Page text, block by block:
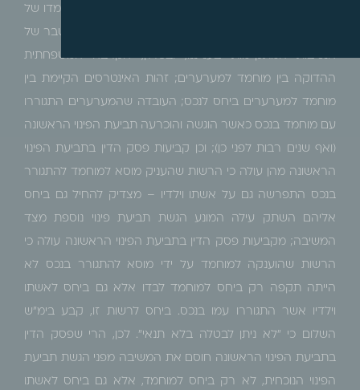
המצדיקים השוואת מעמדו של בעל דין בהליך נוכחי למעמדו של
בעל דין בהליך הקודם, וקשירתו לתוצאותיו. משקלן המצטבר של
הנסיבות המתקיימות בענייננו, ובכללן, הקרבה המשפחתית
ההדוקה בין מוחמד למערערים; זהות האינטרסים הקיימת בין
מוחמד למערערים ביחס לנכס; העובדה שהמערערים התגוררו
עם מוחמד בנכס כאשר הוגשה והוכרעה תביעת הפינוי הראשונה
(ואף שנים רבות לפני כן); וכן קביעות פסק הדין בתביעת הפינוי
הראשונה מהן עולה כי הרשות שהעניק מוסא למוחמד להתגורר
בנכס התפרשה גם על אשתו וילדיו – מצדיק להחיל גם ביחס
אליהם השתק עילה המונע הגשת תביעת פינוי נוספת מצד
המשיבה; מקביעות פסק הדין בתביעת הפינוי הראשונה עולה כי
הרשות שהוענקה למוחמד על ידי מוסא להתגורר בנכס לא
הייתה תקפה רק ביחס למוחמד לבדו אלא גם ביחס לאשתו
וילדיו אשר התגוררו עמו בנכס. ביחס לרשות זו, קבע בימ"ש
השלום כי "לא ניתן לבטלה בלא תנאי". לכן, הרי שפסק הדין
בתביעת הפינוי הראשונה חוסם את המשיבה מפני הגשת תביעת
הפינוי הנוכחית, לא רק ביחס למוחמד, אלא גם ביחס לאשתו